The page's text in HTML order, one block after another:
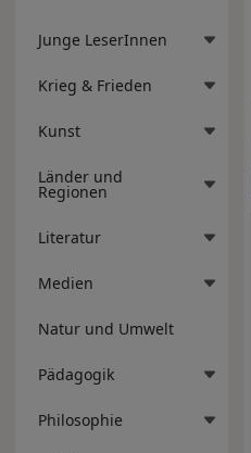
Junge LeserInnen
Krieg & Frieden
Kunst
Länder und
Regionen
Literatur
Medien
Natur und Umwelt
Pädagogik
Philosophie